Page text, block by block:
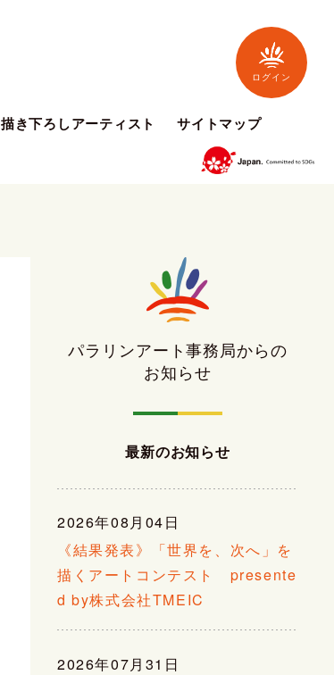
描き下ろしアーティスト サイトマップ
ログイン
パラリンアート事務局からの
お知らせ
最新のお知らせ
2026年08月04日
《結果発表》「世界を、次へ」を
描くアートコンテスト presente
d by株式会社TMEIC
2026年07月31日